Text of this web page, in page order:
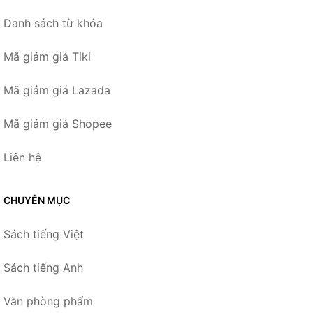
Danh sách từ khóa
Mã giảm giá Tiki
Mã giảm giá Lazada
Mã giảm giá Shopee
Liên hệ
CHUYÊN MỤC
Sách tiếng Việt
Sách tiếng Anh
Văn phòng phẩm